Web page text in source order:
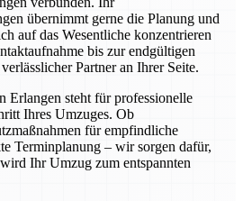
übernimmt gerne die Planung und
auf das Wesentliche konzentrieren
bis zur endgültigen
Partner an Ihrer Seite.
Erlangen steht für professionelle
Ihres Umzuges. Ob
für empfindliche
Terminplanung – wir sorgen dafür,
Ihr Umzug zum entspannten